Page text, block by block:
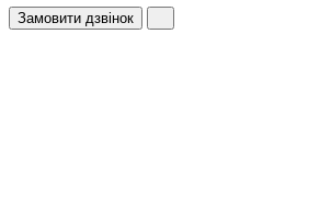
Замовити дзвінок